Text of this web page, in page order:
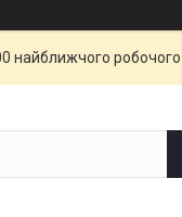
найближчого